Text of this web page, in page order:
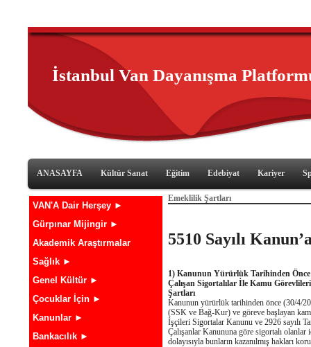
İstanbul Van Dayanışma
ANASAYFA Kültür Sanat Eğitim Edebiyat Kariyer
VAN'A Dair Herşey ►
Gürpınar Mijingir ►
Akademik Araştırmalar
Sağlık ►
Genel Kültür ►
Çocuklar İçin ►
Kanunlar ►
Bankacılık ►
Emeklilik Şartları
5510 Sayılı
1) Kanunun Yürürlük Tarihinden Önce
Çalışan Sigortalılar İle Kamu
Şartları
Kanunun yürürlük tarihinden önce (30/4/
(SSK ve Bağ-Kur) ve göreve başlayan
İşçileri Sigortalar Kanunu ve 2926 sayılı
Çalışanlar Kanununa göre sigortalı
dolayısıyla bunların kazanılmış hakları